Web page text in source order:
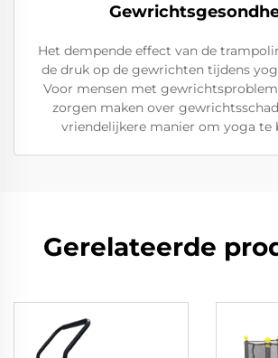
Het dempende effect van de
de druk op de gewrichten tijdens
Voor mensen met
zorgen maken over
vriendelijkere manier om yoga te
Gerelateerde